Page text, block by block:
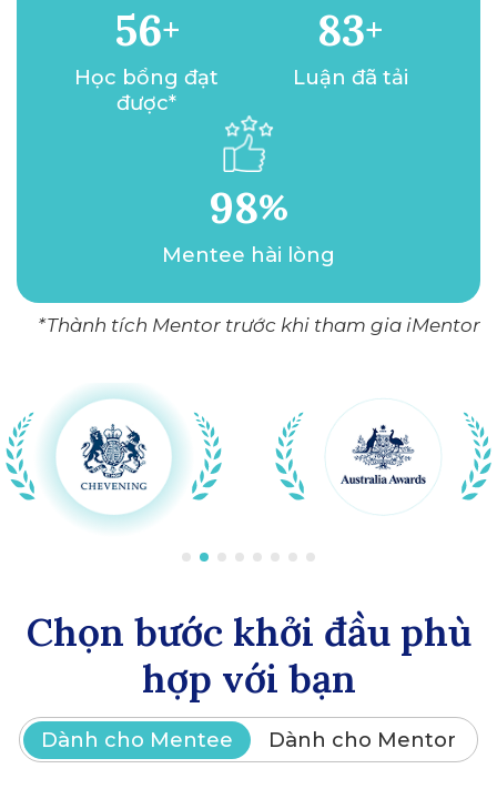
56+
Học bổng đạt
được*
83+
Luận đã tải
98%
Mentee hài lòng
*Thành tích Mentor trước khi tham gia iMentor
Chọn bước khởi đầu phù
hợp với bạn
Dành cho Mentee Dành cho Mentor